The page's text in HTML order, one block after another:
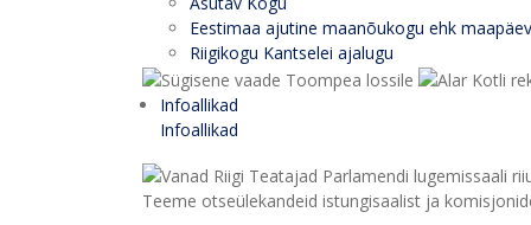
Eestimaa ajutine maanõukogu ehk maapäev
Riigikogu Kantselei ajalugu
Infoallikad
Infoallikad
Teeme otseülekandeid istungisaalist ja